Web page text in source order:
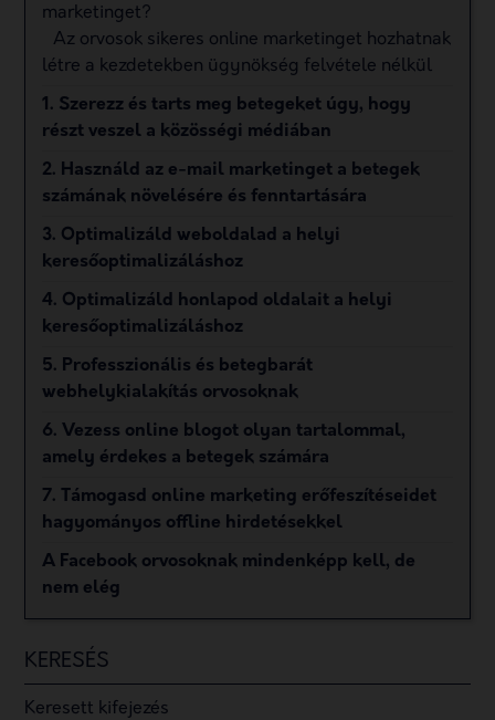
marketinget?
Az orvosok sikeres online marketinget hozhatnak
létre a kezdetekben ügynökség felvétele nélkül
1. Szerezz és tarts meg betegeket úgy, hogy
részt veszel a közösségi médiában
2. Használd az e-mail marketinget a betegek
számának növelésére és fenntartására
3. Optimalizáld weboldalad a helyi
keresőoptimalizáláshoz
4. Optimalizáld honlapod oldalait a helyi
keresőoptimalizáláshoz
5. Professzionális és betegbarát
webhelykialakítás orvosoknak
6. Vezess online blogot olyan tartalommal,
amely érdekes a betegek számára
7. Támogasd online marketing erőfeszítéseidet
hagyományos offline hirdetésekkel
A Facebook orvosoknak mindenképp kell, de
nem elég
KERESÉS
Keresett kifejezés